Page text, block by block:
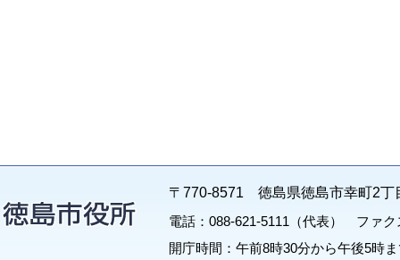
〒770-8571 徳島県徳島市幸町2丁
電話：088-621-5111（代表） ファク
開庁時間：午前8時30分から午後5時